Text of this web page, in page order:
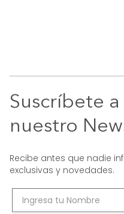
Suscríbete a
nuestro
Recibe antes que nadie
exclusivas y novedades.